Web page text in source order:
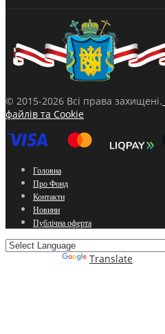
© 2015-2026 Всі права захищені.
файлів та Cookie
Головна
Про Фонд
Контакти
Новини
Публічна оферта
Translate